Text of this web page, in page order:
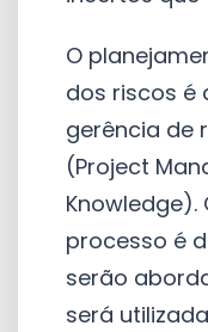
O
dos riscos é
gerência de
(Project
Knowledge).
processo é
serão
será